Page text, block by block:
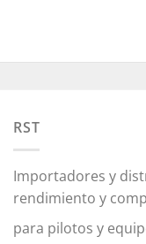
Las
pueden
la
página
producto
RST
Importadores y
rendimiento y
para pilotos y